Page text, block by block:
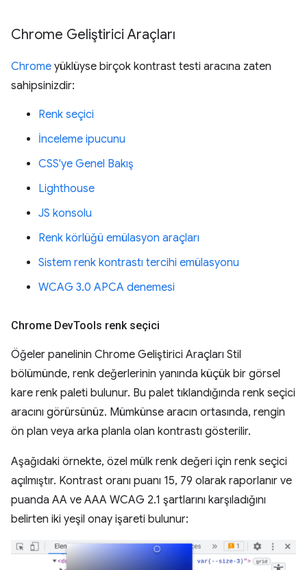
Chrome Geliştirici Araçları
Chrome yüklüyse birçok kontrast testi aracına zaten
sahipsinizdir:
Renk seçici
İnceleme ipucunu
CSS'ye Genel Bakış
Lighthouse
JS konsolu
Renk körlüğü emülasyon araçları
Sistem renk kontrastı tercihi emülasyonu
WCAG 3.0 APCA denemesi
Chrome DevTools renk seçici
Öğeler panelinin Chrome Geliştirici Araçları Stil
bölümünde, renk değerlerinin yanında küçük bir görsel
kare renk paleti bulunur. Bu palet tıklandığında renk seçici
aracını görürsünüz. Mümkünse aracın ortasında, rengin
ön plan veya arka planla olan kontrastı gösterilir.
Aşağıdaki örnekte, özel mülk renk değeri için renk seçici
açılmıştır. Kontrast oranı puanı 15, 79 olarak raporlanır ve
puanda AA ve AAA WCAG 2.1 şartlarını karşıladığını
belirten iki yeşil onay işareti bulunur: